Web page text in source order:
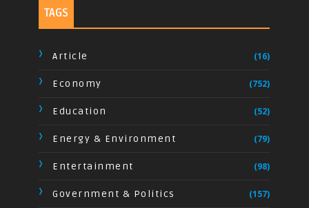
TAGS
Article (16)
Economy (752)
Education (52)
Energy & Environment (79)
Entertainment (98)
Government & Politics (157)